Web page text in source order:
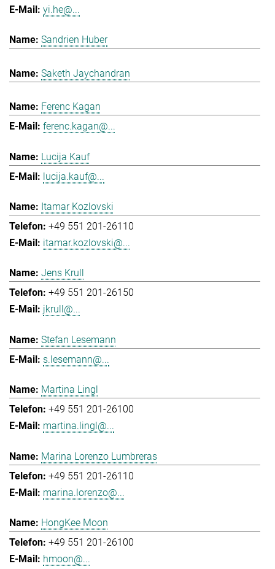
yi.he@...
Sandrien Huber
Saketh Jaychandran
Ferenc Kagan
ferenc.kagan@...
Lucija Kauf
lucija.kauf@...
Itamar Kozlovski
+49 551 201-26110
itamar.kozlovski@...
Jens Krull
+49 551 201-26150
jkrull@...
Stefan Lesemann
s.lesemann@...
Martina Lingl
+49 551 201-26100
martina.lingl@...
Marina Lorenzo Lumbreras
+49 551 201-26110
marina.lorenzo@...
HongKee Moon
+49 551 201-26100
hmoon@...